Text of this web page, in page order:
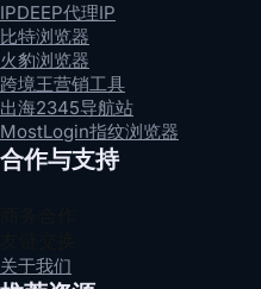
IPDEEP代理IP
比特浏览器
火豹浏览器
跨境王营销工具
出海2345导航站
MostLogin指纹浏览器
合作与支持
关于我们